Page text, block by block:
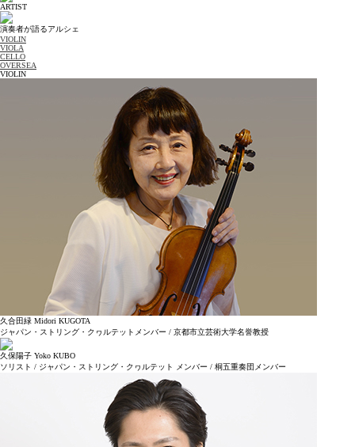
ARTIST
演奏者が語るアルシェ
VIOLIN
VIOLA
CELLO
OVERSEA
VIOLIN
久合田緑 Midori KUGOTA
ジャパン・ストリング・クヮルテットメンバー / 京都市立芸術大学名誉教授
久保陽子 Yoko KUBO
ソリスト / ジャパン・ストリング・クヮルテット メンバー / 桐五重奏団メンバー